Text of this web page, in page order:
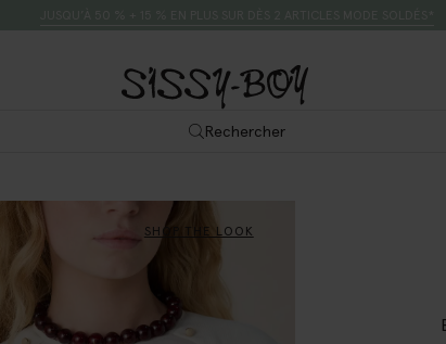
Rechercher
SHOP THE LOOK